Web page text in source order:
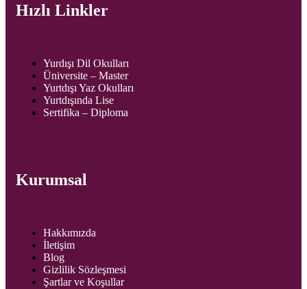
Hızlı Linkler
Yurdışı Dil Okulları
Üniversite – Master
Yurtdışı Yaz Okulları
Yurtdışında Lise
Sertifika – Diploma
Kurumsal
Hakkımızda
İletişim
Blog
Gizlilik Sözleşmesi
Şartlar ve Koşullar